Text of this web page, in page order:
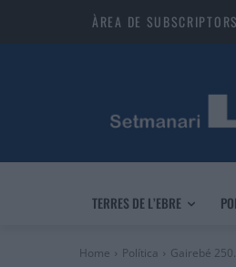
ÀREA DE SUBSCRIPTORS
TERRES DE L’EBRE
Home Política Gairebé